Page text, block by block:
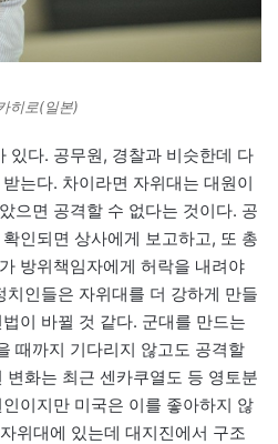
히로(일본)
있다. 공무원, 경찰과 비슷한데 다
는다. 차이라면 자위대는 대원이
으면 공격할 수 없다는 것이다. 공
인되면 상사에게 보고하고, 또 총
방위책임자에게 허락을 내려야
인들은 자위대를 더 강하게 만들
이 바뀔 것 같다. 군대를 만드는
때까지 기다리지 않고도 공격할
화는 최근 센카쿠열도 등 영토분
이지만 미국은 이를 좋아하지 않
위대에 있는데 대지진에서 구조